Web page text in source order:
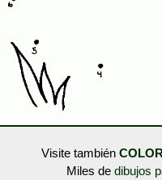
Visite también
Miles de dibujos